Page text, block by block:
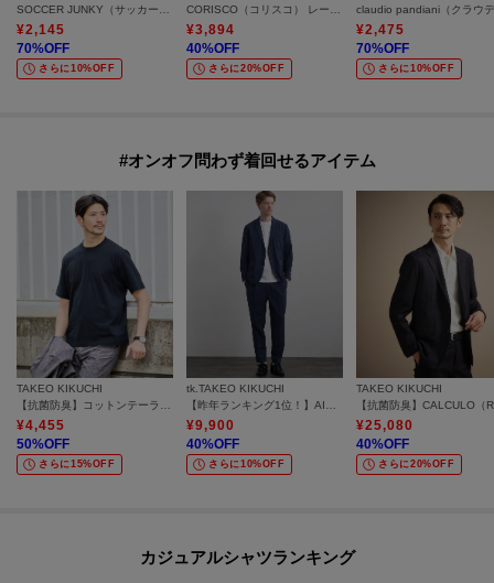
¥2,145
70%OFF
さらに10%OFF
¥3,894
40%OFF
さらに20%OFF
¥2,475
70%OFF
さらに10%OFF
#オンオフ問わず着回せるアイテム
TAKEO KIKUCHI
¥4,455
50%OFF
さらに15%OFF
tk.TAKEO KIKUCHI
¥9,900
40%OFF
さらに10%OFF
TAKEO KIKUCHI
¥25,080
40%OFF
さらに20%OFF
カジュアルシャツランキング